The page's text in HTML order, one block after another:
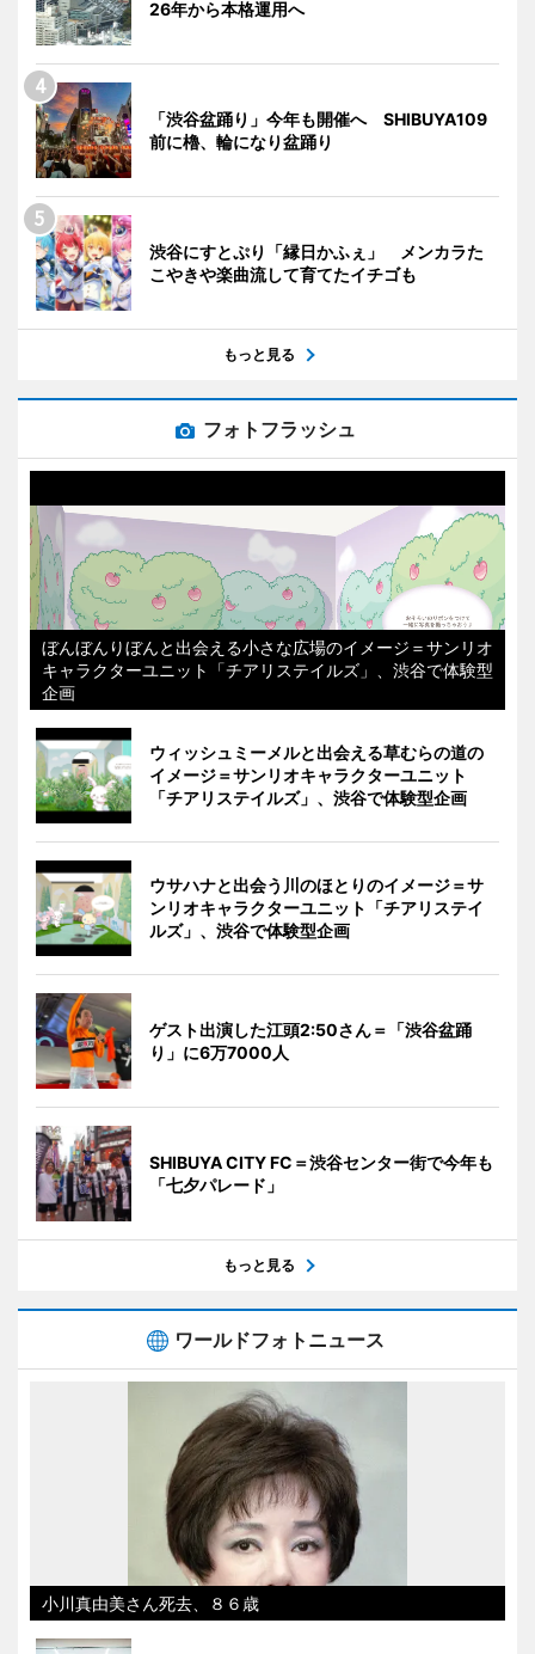
26年から本格運用へ
「渋谷盆踊り」今年も開催へ SHIBUYA109
前に櫓、輪になり盆踊り
渋谷にすとぷり「縁日かふぇ」 メンカラた
こやきや楽曲流して育てたイチゴも
もっと見る
フォトフラッシュ
ぼんぼんりぼんと出会える小さな広場のイメージ＝サンリオ
キャラクターユニット「チアリステイルズ」、渋谷で体験型
企画
ウィッシュミーメルと出会える草むらの道の
イメージ＝サンリオキャラクターユニット
「チアリステイルズ」、渋谷で体験型企画
ウサハナと出会う川のほとりのイメージ＝サ
ンリオキャラクターユニット「チアリステイ
ルズ」、渋谷で体験型企画
ゲスト出演した江頭2:50さん＝「渋谷盆踊
り」に6万7000人
SHIBUYA CITY FC＝渋谷センター街で今年も
「七夕パレード」
もっと見る
ワールドフォトニュース
小川真由美さん死去、８６歳